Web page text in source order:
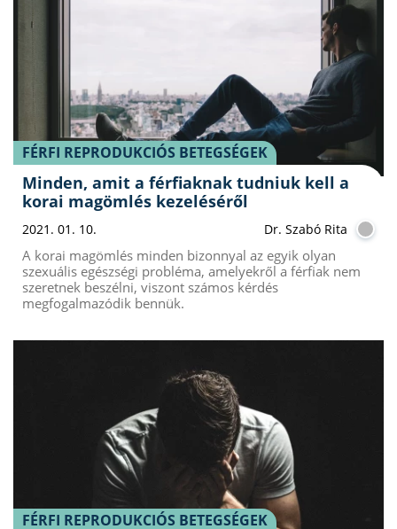
FÉRFI REPRODUKCIÓS BETEGSÉGEK
Minden, amit a férfiaknak tudniuk kell a
korai magömlés kezeléséről
2021. 01. 10. Dr. Szabó Rita
A korai magömlés minden bizonnyal az egyik olyan
szexuális egészségi probléma, amelyekről a férfiak nem
szeretnek beszélni, viszont számos kérdés
megfogalmazódik bennük.
FÉRFI REPRODUKCIÓS BETEGSÉGEK